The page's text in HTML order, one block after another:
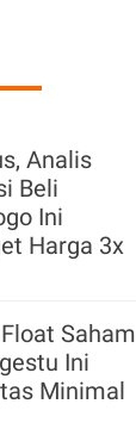
Analis
Beli
Ini
Harga 3x
Saham
Ini
Minimal